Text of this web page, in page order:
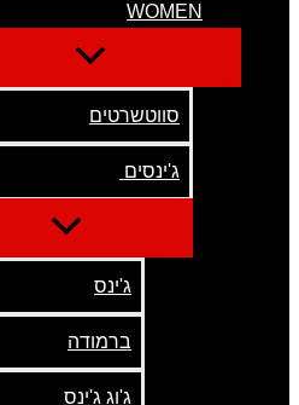
WOMEN
סווטשרטים
ג'ינסים
ג'ינס
ברמודה
ג'וג ג'ינס